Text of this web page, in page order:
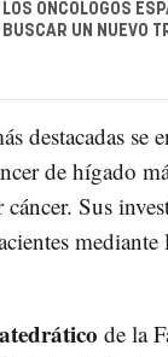
LOS ONCÓLOGOS
BUSCAR UN NUEVO
destacadas
de hígado
Sus
de la